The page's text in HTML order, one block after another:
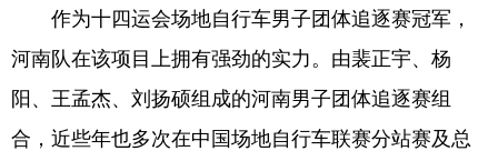
作为十四运会场地自行车男子团体追逐赛冠军，
河南队在该项目上拥有强劲的实力。由裴正宇、杨
阳、王孟杰、刘扬硕组成的河南男子团体追逐赛组
合，近些年也多次在中国场地自行车联赛分站赛及总